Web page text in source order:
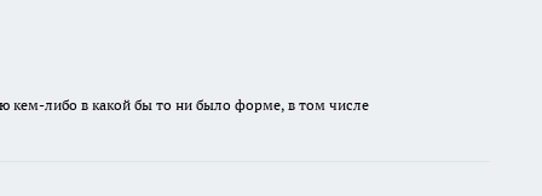
кем-либо в какой бы то ни было форме, в том числе